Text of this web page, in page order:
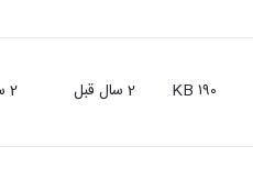
۱۹۰ KB 2 سال قبل 2 سال قبل